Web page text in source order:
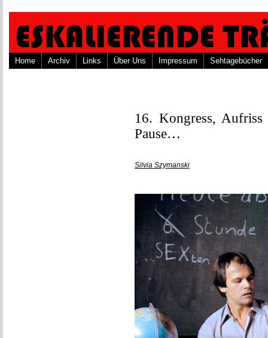
Home Archiv Links Über Uns Impressum Sehtagebücher
16. Kongress,
Pause…
Silvia Szymanski